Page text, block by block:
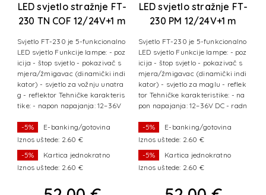
LED svjetlo stražnje FT-
230 TN COF 12/24V+1 m
Svjetlo FT-230 je 5-funkcionalno
LED svjetlo Funkcije lampe: - poz
icija - štop svjetlo - pokazivač s
mjera/žmigavac (dinamički indi
kator) - svjetlo za vožnju unatra
g - reflektor Tehničke karakteris
tike: - napon napajanja: 12–36V
-5%
E-banking/gotovina
Iznos uštede: 2.60 €
-5%
Kartica jednokratno
Iznos uštede: 2.60 €
LED svjetlo stražnje FT-
230 PM 12/24V+1 m
Svjetlo FT-230 je 5-funkcionalno
LED svjetlo Funkcije lampe: - poz
icija - štop svjetlo - pokazivač s
mjera/žmigavac (dinamički indi
kator) - svjetlo za maglu - reflek
tor Tehničke karakteristike: - na
pon napajanja: 12–36V DC - radn
-5%
E-banking/gotovina
Iznos uštede: 2.60 €
-5%
Kartica jednokratno
Iznos uštede: 2.60 €